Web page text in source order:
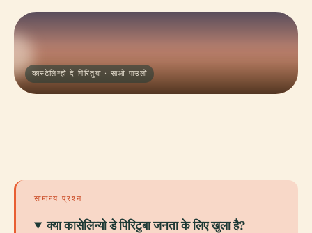
कास्टेलिन्हो दे पिरितुबा · साओ पाउलो
सामान्य प्रश्न
क्या कासेलिन्यो डे पिरिटुबा जनता के लिए खुला है?